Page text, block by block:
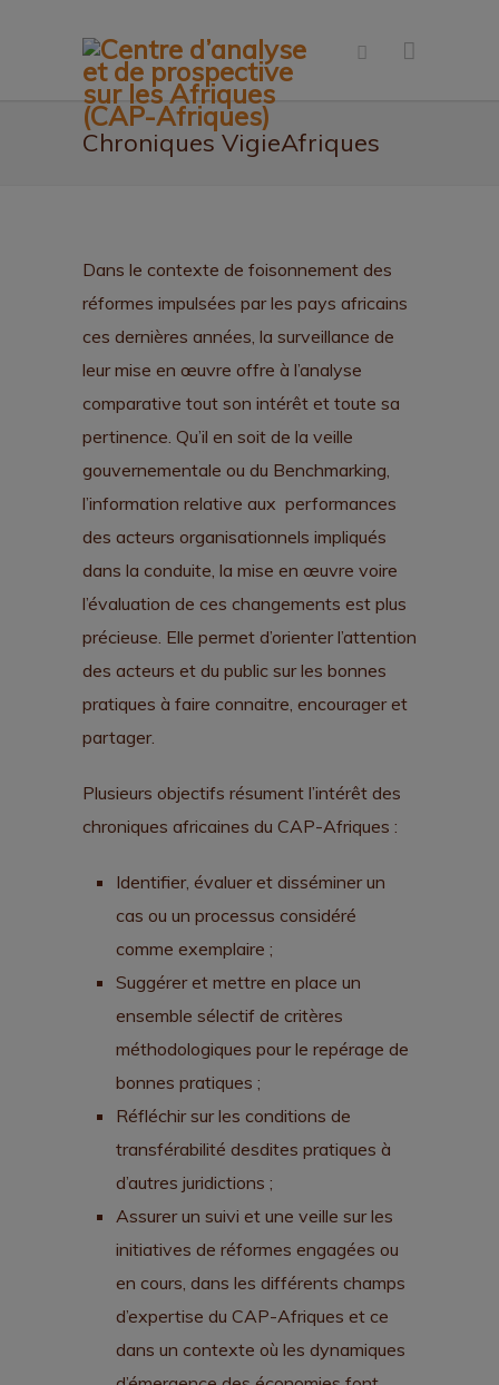
Chroniques VigieAfriques
Dans le contexte de foisonnement des
réformes impulsées par les pays africains
ces dernières années, la surveillance de
leur mise en œuvre offre à l’analyse
comparative tout son intérêt et toute sa
pertinence. Qu’il en soit de la veille
gouvernementale ou du Benchmarking,
l’information relative aux performances
des acteurs organisationnels impliqués
dans la conduite, la mise en œuvre voire
l’évaluation de ces changements est plus
précieuse. Elle permet d’orienter l’attention
des acteurs et du public sur les bonnes
pratiques à faire connaitre, encourager et
partager.
Plusieurs objectifs résument l’intérêt des
chroniques africaines du CAP-Afriques :
Identifier, évaluer et disséminer un
cas ou un processus considéré
comme exemplaire ;
Suggérer et mettre en place un
ensemble sélectif de critères
méthodologiques pour le repérage de
bonnes pratiques ;
Réfléchir sur les conditions de
transférabilité desdites pratiques à
d’autres juridictions ;
Assurer un suivi et une veille sur les
initiatives de réformes engagées ou
en cours, dans les différents champs
d’expertise du CAP-Afriques et ce
dans un contexte où les dynamiques